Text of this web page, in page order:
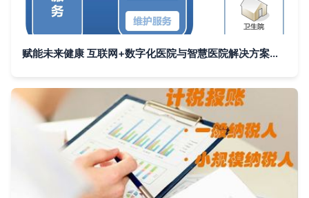
赋能未来健康 互联网+数字化医院与智慧医院解决方案的信息咨询服务探讨